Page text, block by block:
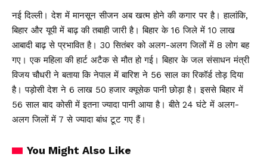
नई दिल्ली। देश में मानसून सीजन अब खत्म होने की कगार पर है। हालांकि,
बिहार और यूपी में बाढ़ की तबाही जारी है। बिहार के 16 जिले में 10 लाख
आबादी बाढ़ से प्रभावित है। 30 सितंबर को अलग-अलग जिलों में 8 लोग बह
गए। एक महिला की हार्ट अटैक से मौत हो गई। बिहार के जल संसाधन मंत्री
विजय चौधरी ने बताया कि नेपाल में बारिश ने 56 साल का रिकॉर्ड तोड़ दिया
है। पड़ोसी देश ने 6 लाख 50 हजार क्यूसेक पानी छोड़ा है। इससे बिहार में
56 साल बाद कोसी में इतना ज्यादा पानी आया है। बीते 24 घंटे में अलग-
अलग जिलों में 7 से ज्यादा बांध टूट गए हैं।
You Might Also Like